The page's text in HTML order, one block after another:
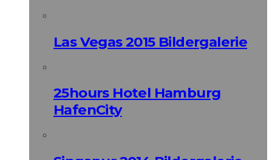
Las Vegas 2015 Bildergalerie
25hours Hotel Hamburg
HafenCity